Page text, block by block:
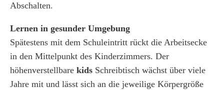
Abschalten.
Lernen in gesunder Umgebung
Spätestens mit dem Schuleintritt rückt die Arbeitsecke
in den Mittelpunkt des Kinderzimmers. Der
höhenverstellbare kids Schreibtisch wächst über viele
Jahre mit und lässt sich an die jeweilige Körpergröße